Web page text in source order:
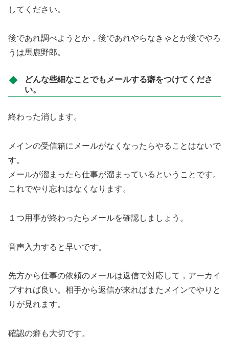
してください。
後であれ調べようとか，後であれやらなきゃとか後でやろ
うは馬鹿野郎。
どんな些細なことでもメールする癖をつけてくださ
い。
終わった消します。
メインの受信箱にメールがなくなったらやることはないで
す。
メールが溜まったら仕事が溜まっているということです。
これでやり忘れはなくなります。
１つ用事が終わったらメールを確認しましょう。
音声入力すると早いです。
先方から仕事の依頼のメールは返信で対応して，アーカイ
ブすれば良い。相手から返信が来ればまたメインでやりと
りが見れます。
確認の癖も大切です。